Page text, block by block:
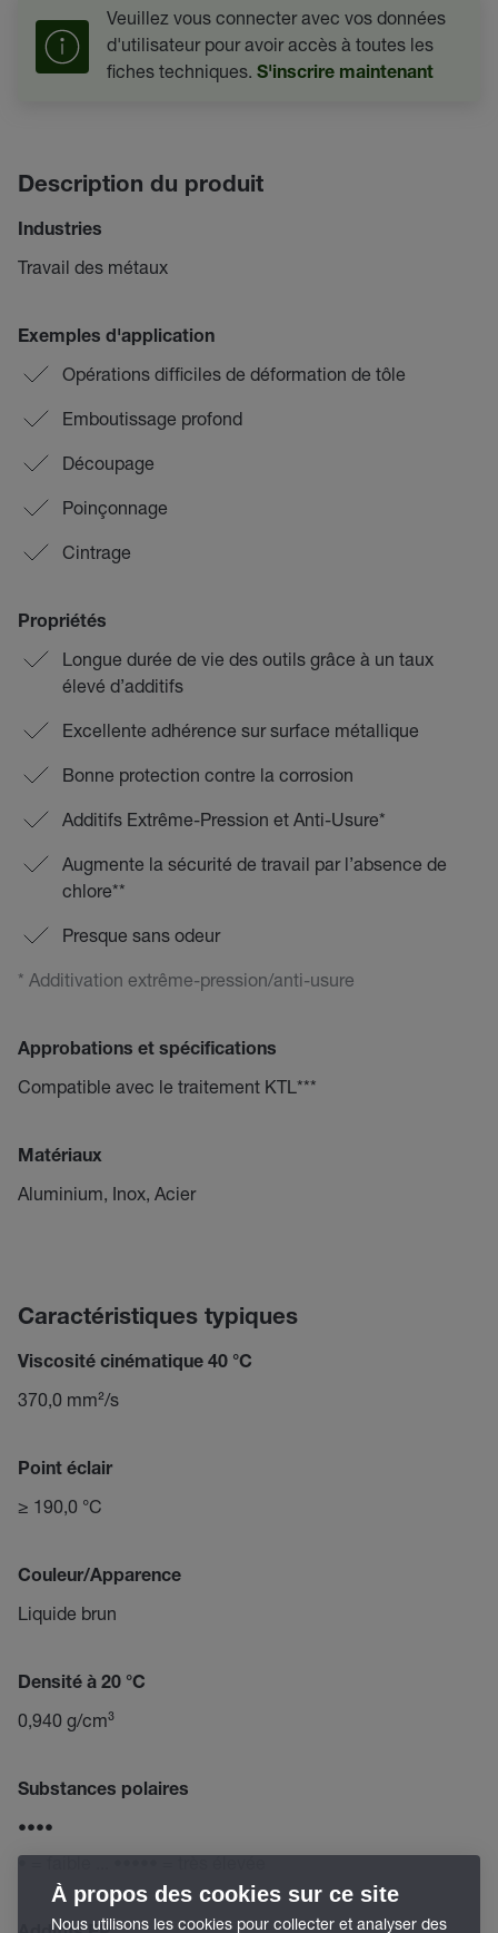
Veuillez vous connecter avec vos données
d'utilisateur pour avoir accès à toutes les
fiches techniques. S'inscrire maintenant
Description du produit
Industries
Travail des métaux
Exemples d'application
Opérations difficiles de déformation de tôle
Emboutissage profond
Découpage
Poinçonnage
Cintrage
Propriétés
Longue durée de vie des outils grâce à un taux
élevé d’additifs
Excellente adhérence sur surface métallique
Bonne protection contre la corrosion
Additifs Extrême-Pression et Anti-Usure*
Augmente la sécurité de travail par l’absence de
chlore**
Presque sans odeur
* Additivation extrême-pression/anti-usure
Approbations et spécifications
Compatible avec le traitement KTL***
Matériaux
Aluminium, Inox, Acier
Caractéristiques typiques
Viscosité cinématique 40 °C
370,0 mm²/s
Point éclair
≥ 190,0 °C
Couleur/Apparence
Liquide brun
Densité à 20 °C
0,940 g/cm³
Substances polaires
••••
• = faible ... ••••• = très élevée
À propos des cookies sur ce site
Nous utilisons les cookies pour collecter et analyser des